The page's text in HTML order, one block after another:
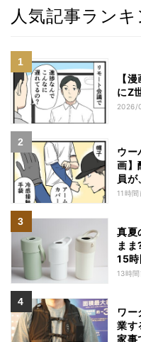
人気記事ラン
【
にZ
2026/
ウー
画】
員が
11時間
真夏
ま
15時
13時間
ワー
業す
家事